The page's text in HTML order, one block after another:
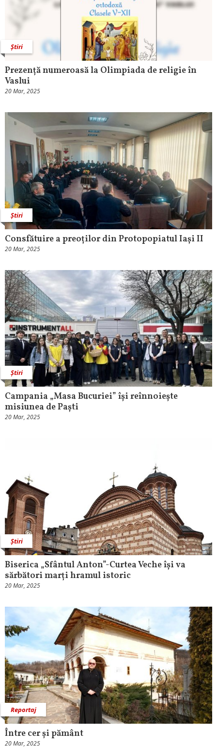
Știri
Prezență numeroasă la Olimpiada de religie în
Vaslui
20 Mar, 2025
Știri
Consfătuire a preoților din Protopopiatul Iași II
20 Mar, 2025
Știri
Campania „Masa Bucuriei” își reînnoiește
misiunea de Paști
20 Mar, 2025
Știri
Biserica „Sfântul Anton”-Curtea Veche își va
sărbători marți hramul istoric
20 Mar, 2025
Reportaj
Între cer și pământ
20 Mar, 2025